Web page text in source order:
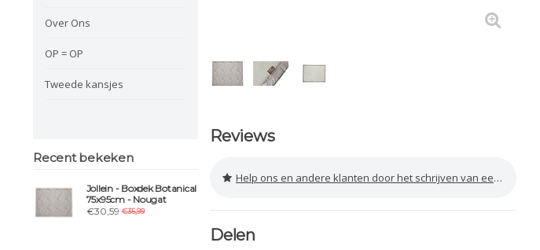
Over Ons
OP = OP
Tweede kansjes
Recent bekeken
Jollein - Boxdek Botanical
75x95cm - Nougat
€30,59€35,99
Reviews
Help ons en andere klanten door het schrijven van een review
Delen